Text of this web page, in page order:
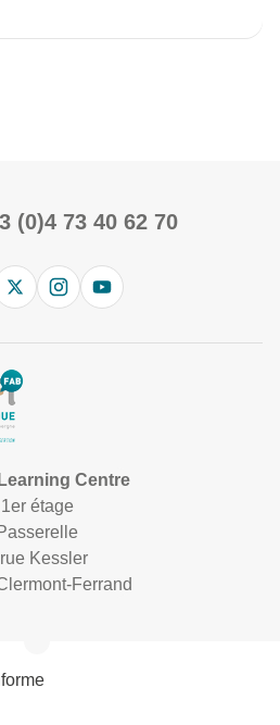
(0)4 73 40 62 70
Centre
1er étage
Kessler
Ferrand